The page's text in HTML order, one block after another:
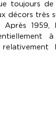
toujours
décors très
Après 1959,